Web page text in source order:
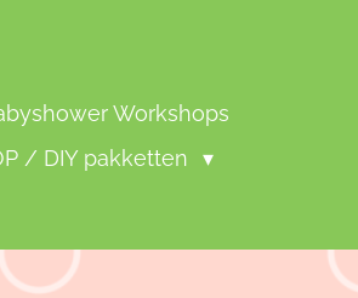
Workshops
/ DIY pakketten